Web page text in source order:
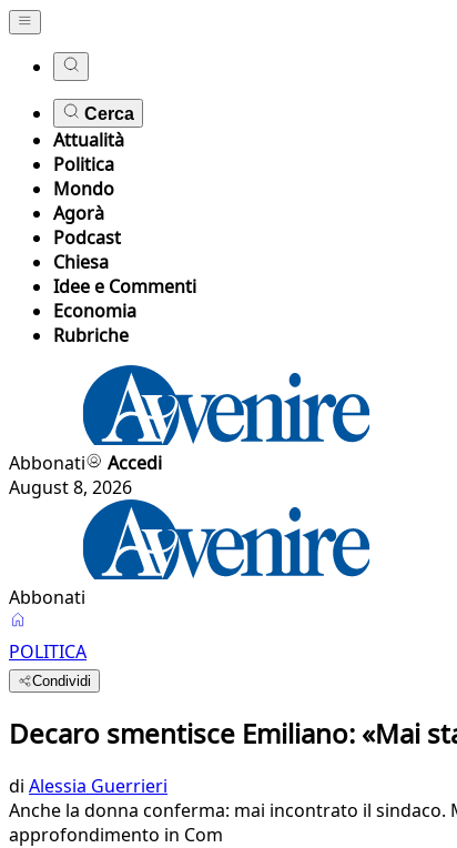
Cerca
Attualità
Politica
Mondo
Agorà
Podcast
Chiesa
Idee e Commenti
Economia
Rubriche
Abbonati
Accedi
August 8, 2026
Abbonati
POLITICA
Condividi
Decaro smentisce Emiliano: «Mai
di Alessia Guerrieri
Anche la donna conferma: mai incontrato il sindaco.
approfondimento in Com